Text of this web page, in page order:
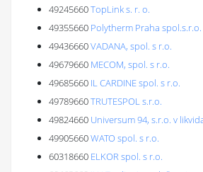
49245660TopLink s. r. o.
49355660 Polytherm Praha
49436660VADANA, spol. s r.o.
49679660 MECOM, spol. s r.o.
49685660 IL CARDINE spol. s r.o.
49789660TRUTESPOL s.r.o.
49824660 Universum 94, s.r.o. v
49905660WATO spol. s r.o.
60318660 ELKOR spol. s r.o.